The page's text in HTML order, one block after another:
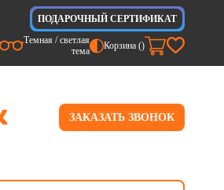
ПОДАРОЧНЫЙ СЕРТИФИКАТ
Темная / светлая
тема
Корзина ()
ЗАКАЗАТЬ ЗВОНОК